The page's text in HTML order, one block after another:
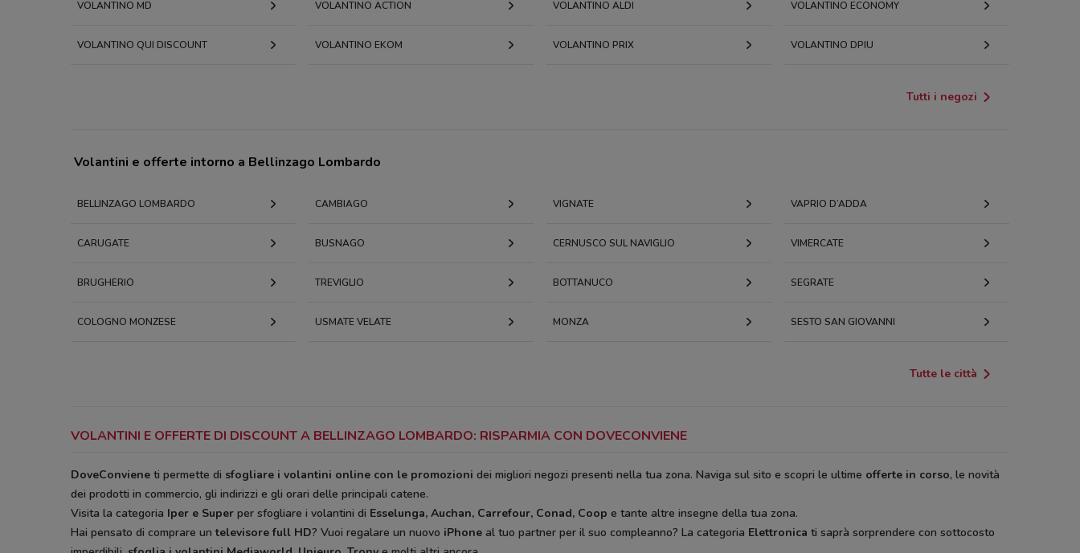
VOLANTINO MD VOLANTINO ACTION VOLANTINO ALDI VOLANTINO ECONOMY
VOLANTINO QUI DISCOUNT VOLANTINO EKOM VOLANTINO PRIX VOLANTINO DPIU
Tutti i negozi
Volantini e offerte intorno a Bellinzago Lombardo
BELLINZAGO LOMBARDO CAMBIAGO VIGNATE VAPRIO D’ADDA
CARUGATE BUSNAGO CERNUSCO SUL NAVIGLIO VIMERCATE
BRUGHERIO TREVIGLIO BOTTANUCO SEGRATE
COLOGNO MONZESE USMATE VELATE MONZA SESTO SAN GIOVANNI
Tutte le città
VOLANTINI E OFFERTE DI DISCOUNT A BELLINZAGO LOMBARDO: RISPARMIA CON DOVECONVIENE
DoveConviene ti permette di sfogliare i volantini online con le promozioni dei migliori negozi presenti nella tua zona. Naviga sul sito e scopri le ultime offerte in corso, le novità
dei prodotti in commercio, gli indirizzi e gli orari delle principali catene.
Visita la categoria Iper e Super per sfogliare i volantini di Esselunga, Auchan, Carrefour, Conad, Coop e tante altre insegne della tua zona.
Hai pensato di comprare untelevisore full HD? Vuoi regalare un nuovo iPhone al tuo partner per il suo compleanno? La categoria Elettronica ti saprà sorprendere con sottocosto